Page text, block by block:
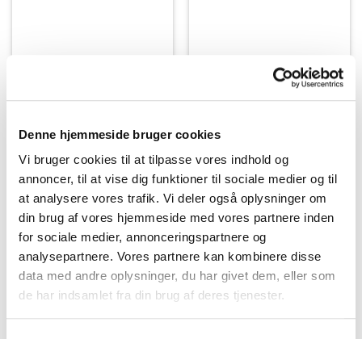
Denne hjemmeside bruger cookies
Vi bruger cookies til at tilpasse vores indhold og
annoncer, til at vise dig funktioner til sociale medier og til
at analysere vores trafik. Vi deler også oplysninger om
din brug af vores hjemmeside med vores partnere inden
for sociale medier, annonceringspartnere og
analysepartnere. Vores partnere kan kombinere disse
data med andre oplysninger, du har givet dem, eller som
de har indsamlet fra din brug af deres tjenester.
LØB
Skechers Slip-ins Aero
Burst børn – Hvid
1.499,00 kr. Den
oprindelige
pris
var:
1.499,00 kr..
1.245,00kr.Den
aktuelle
pris
er:
1.245,00 kr..
VÆLG MULIGHEDER
Dette
har
flere
varianter.
Mulighederne
Skechers Slip-ins Aero
Burst børn – Grå
1.499,00kr. Den
oprindelige
pris
var:
1.499,00 kr..
1.245,00kr.Den
er:
VÆLG MULIGHEDER
har
flere
varianter.
Mulighederne
-17%